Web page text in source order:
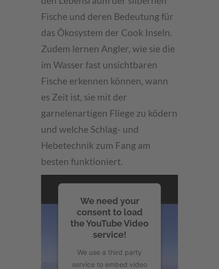
Fische und deren Bedeutung für
das Ökosystem der Cook Inseln.
Zudem lernen Angler, wie sie die
im Wasser fast unsichtbaren
Fische erkennen können, wann
es Zeit ist, sie mit der
garnelenartigen Fliege zu ködern
und welche Schlag- und
Hebetechnik zum Fang am
besten funktioniert.
We need your
consent to load
the YouTube Video
service!
We use a third party
service to embed video